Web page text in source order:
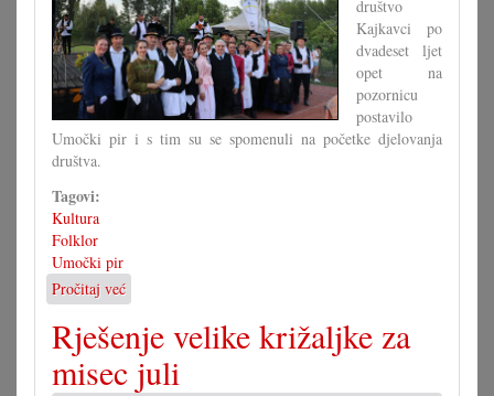
društvo
Kajkavci po
dvadeset ljet
opet na
pozornicu
postavilo
Umočki pir i s tim su se spomenuli na početke djelovanja
društva.
Tagovi:
Kultura
Folklor
Umočki pir
Pročitaj već
Jubilarna
predstava
umočkoga
pira
Rješenje velike križaljke za
misec juli